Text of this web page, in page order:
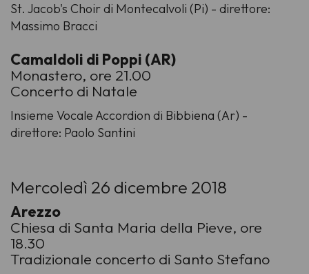
St. Jacob's Choir di Montecalvoli (Pi) - direttore:
Massimo Bracci
Camaldoli di Poppi (AR)
Monastero, ore 21.00
Concerto di Natale
Insieme Vocale Accordion di Bibbiena (Ar) -
direttore: Paolo Santini
Mercoledì 26 dicembre 2018
Arezzo
Chiesa di Santa Maria della Pieve, ore
18.30
Tradizionale concerto di Santo Stefano